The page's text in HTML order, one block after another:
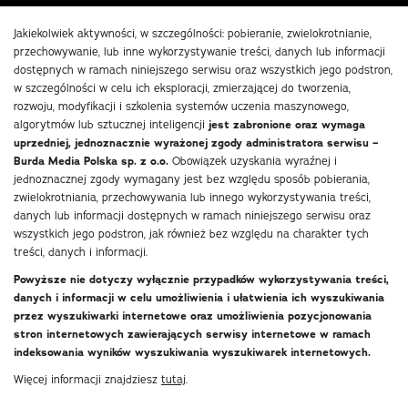
Jakiekolwiek aktywności, w szczególności: pobieranie, zwielokrotnianie,
przechowywanie, lub inne wykorzystywanie treści, danych lub informacji
dostępnych w ramach niniejszego serwisu oraz wszystkich jego podstron,
w szczególności w celu ich eksploracji, zmierzającej do tworzenia,
rozwoju, modyfikacji i szkolenia systemów uczenia maszynowego,
algorytmów lub sztucznej inteligencji jest zabronione oraz wymaga
uprzedniej, jednoznacznie wyrażonej zgody administratora serwisu –
Burda Media Polska sp. z o.o. Obowiązek uzyskania wyraźnej i
jednoznacznej zgody wymagany jest bez względu sposób pobierania,
zwielokrotniania, przechowywania lub innego wykorzystywania treści,
danych lub informacji dostępnych w ramach niniejszego serwisu oraz
wszystkich jego podstron, jak również bez względu na charakter tych
treści, danych i informacji.
Powyższe nie dotyczy wyłącznie przypadków wykorzystywania treści,
danych i informacji w celu umożliwienia i ułatwienia ich wyszukiwania
przez wyszukiwarki internetowe oraz umożliwienia pozycjonowania
stron internetowych zawierających serwisy internetowe w ramach
indeksowania wyników wyszukiwania wyszukiwarek internetowych.
Więcej informacji znajdziesz tutaj.